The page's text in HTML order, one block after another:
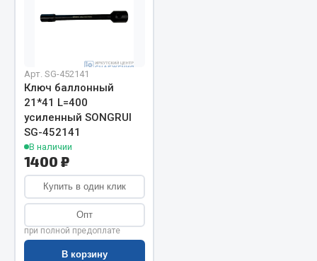
Показать ещё
Запчасти на полуприцепы
Амортизаторы для полуприцепов
Весь раздел
Запчасти КамАЗ
Двигатель
Система питания
Арт. SG-452141
Ключ баллонный
21*41 L=400
усиленный SONGRUI
SG-452141
В наличии
1400 ₽
Купить в один клик
Опт
при полной предоплате
В корзину